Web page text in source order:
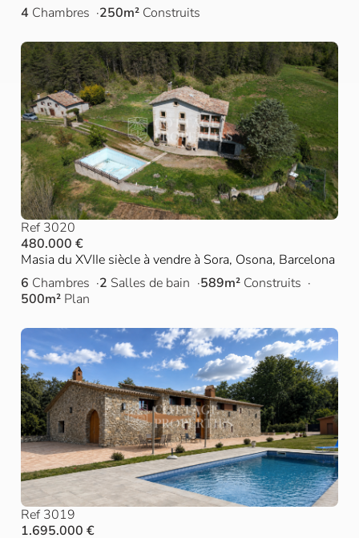
4 Chambres 250m² Construits
Ref 3020
480.000 €
Masia du XVIIe siècle à vendre à Sora, Osona, Barcelona
6 Chambres 2 Salles de bain 589m² Construits
500m² Plan
Ref 3019
1.695.000 €